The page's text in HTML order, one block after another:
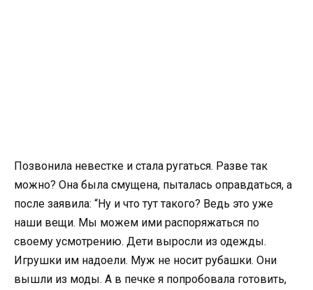
Позвонила невестке и стала ругаться. Разве так
можно? Она была смущена, пыталась оправдаться, а
после заявила: “Ну и что тут такого? Ведь это уже
наши вещи. Мы можем ими распоряжаться по
своему усмотрению. Дети выросли из одежды.
Игрушки им надоели. Муж не носит рубашки. Они
вышли из моды. А в печке я попробовала готовить,